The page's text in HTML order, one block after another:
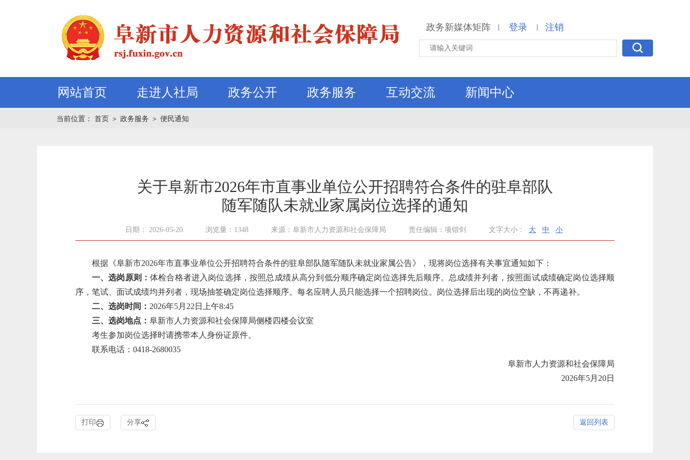
政务新媒体矩阵 | 登录 | 注销
网站首页 走进人社局 政务公开 政务服务 互动交流 新闻中心
当前位置： 首页 ＞ 政务服务 ＞ 便民通知
关于阜新市2026年市直事业单位公开招聘符合条件的驻阜部队
随军随队未就业家属岗位选择的通知
日期： 2026-05-20 浏览量：1348 来源：阜新市人力资源和社会保障局 责任编辑：项锴剑 文字大小： 大 中 小
根据《阜新市2026年市直事业单位公开招聘符合条件的驻阜部队随军随队未就业家属公告》，现将岗位选择有关事宜通知如下：
一、选岗原则：体检合格者进入岗位选择，按照总成绩从高分到低分顺序确定岗位选择先后顺序。总成绩并列者，按照面试成绩确定岗位选择顺
序，笔试、面试成绩均并列者，现场抽签确定岗位选择顺序。每名应聘人员只能选择一个招聘岗位。岗位选择后出现的岗位空缺，不再递补。
二、选岗时间： 2026年5月22日上午8:45
三、选岗地点： 阜新市人力资源和社会保障局侧楼四楼会议室
考生参加岗位选择时请携带本人身份证原件。
联系电话：0418-2680035
阜新市人力资源和社会保障局
2026年5月20日
打印 分享 返回列表